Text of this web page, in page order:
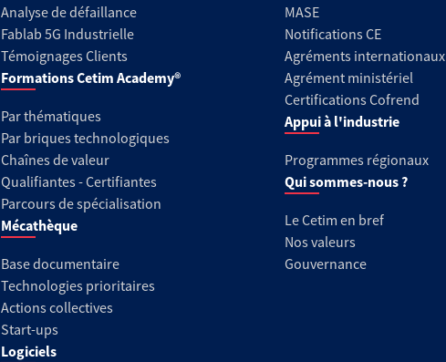
Analyse de défaillance
Fablab 5G Industrielle
Témoignages Clients
Formations Cetim Academy®
Par thématiques
Par briques technologiques
Chaînes de valeur
Qualifiantes - Certifiantes
Parcours de spécialisation
Mécathèque
Base documentaire
Technologies prioritaires
Actions collectives
Start-ups
Logiciels
MASE
Notifications CE
Agréments internationaux
Agrément ministériel
Certifications Cofrend
Appui à l'industrie
Programmes régionaux
Qui sommes-nous ?
Le Cetim en bref
Nos valeurs
Gouvernance